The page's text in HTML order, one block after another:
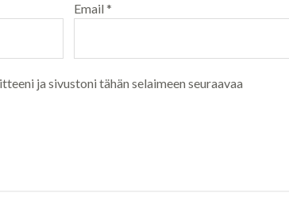
Email *
ja sivustoni tähän selaimeen seuraavaa